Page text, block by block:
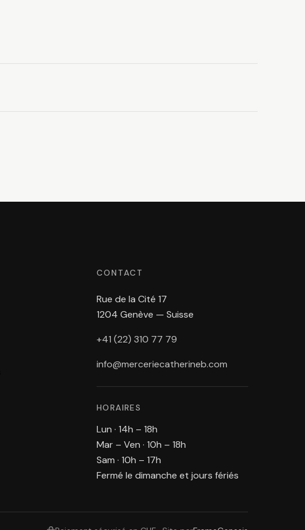
CONTACT
Rue de la Cité 17
1204 Genève — Suisse
+41 (22) 310 77 79
info@merceriecatherineb.com
HORAIRES
Lun · 14h – 18h
Mar – Ven · 10h – 18h
Sam · 10h – 17h
Fermé le dimanche et jours fériés